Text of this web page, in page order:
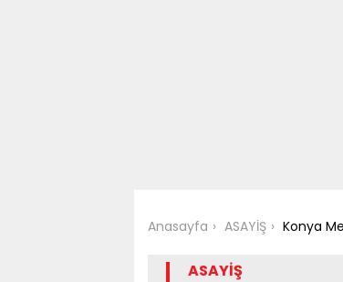
Anasayfa ASAYİŞ Konya
ASAYİŞ